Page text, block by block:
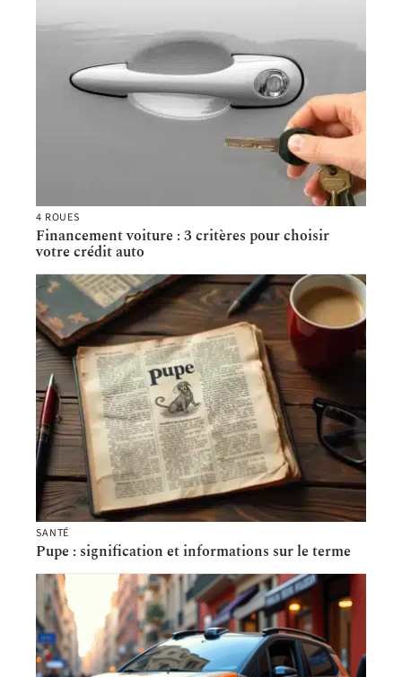
4 ROUES
Financement voiture : 3 critères pour choisir
votre crédit auto
SANTÉ
Pupe : signification et informations sur le terme